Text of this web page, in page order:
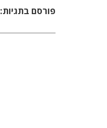
פורסם בתגיות: